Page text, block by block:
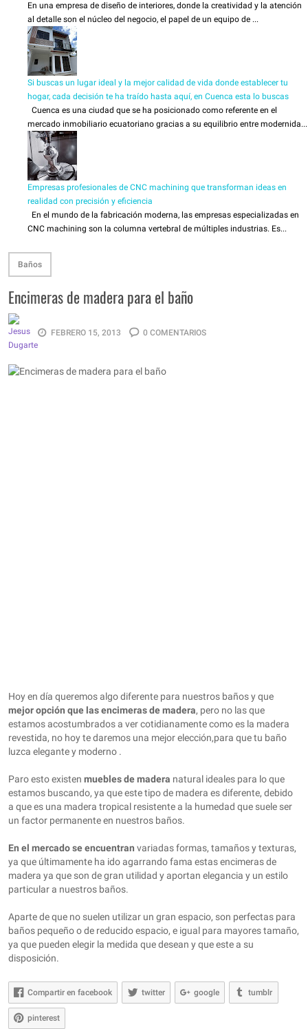
En una empresa de diseño de interiores, donde la creatividad y la atención
al detalle son el núcleo del negocio, el papel de un equipo de ...
Si buscas un lugar ideal y la mejor calidad de vida donde establecer tu
hogar, cada decisión te ha traído hasta aquí, en Cuenca esta lo buscas
Cuenca es una ciudad que se ha posicionado como referente en el
mercado inmobiliario ecuatoriano gracias a su equilibrio entre modernida...
Empresas profesionales de CNC machining que transforman ideas en
realidad con precisión y eficiencia
En el mundo de la fabricación moderna, las empresas especializadas en
CNC machining son la columna vertebral de múltiples industrias. Es...
Baños
Encimeras de madera para el baño
FEBRERO 15, 2013 0 COMENTARIOS
Hoy en día queremos algo diferente para nuestros baños y que
mejor opción que las encimeras de madera, pero no las que
estamos acostumbrados a ver cotidianamente como es la madera
revestida, no hoy te daremos una mejor elección,para que tu baño
luzca elegante y moderno .
Paro esto existen muebles de madera natural ideales para lo que
estamos buscando, ya que este tipo de madera es diferente, debido
a que es una madera tropical resistente a la humedad que suele ser
un factor permanente en nuestros baños.
En el mercado se encuentran variadas formas, tamaños y texturas,
ya que últimamente ha ido agarrando fama estas encimeras de
madera ya que son de gran utilidad y aportan elegancia y un estilo
particular a nuestros baños.
Aparte de que no suelen utilizar un gran espacio, son perfectas para
baños pequeño o de reducido espacio, e igual para mayores tamaño,
ya que pueden elegir la medida que desean y que este a su
disposición.
Compartir en facebook twitter google tumblr
pinterest